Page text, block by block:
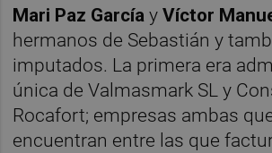
Mari Paz García yVíctor
hermanos de Sebastián y
imputados. La primera era
única de Valmasmark SL y
Rocafort; empresas ambas
encuentran entre las que